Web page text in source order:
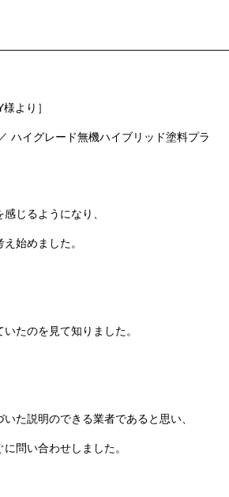
より］
ハイグレード無機ハイブリッド塗料プラ
じるようになり、
始めました。
たのを見て知りました。
た説明のできる業者であると思い、
問い合わせしました。